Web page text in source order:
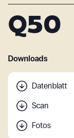
Q50
Downloads
Datenblatt
Scan
Fotos